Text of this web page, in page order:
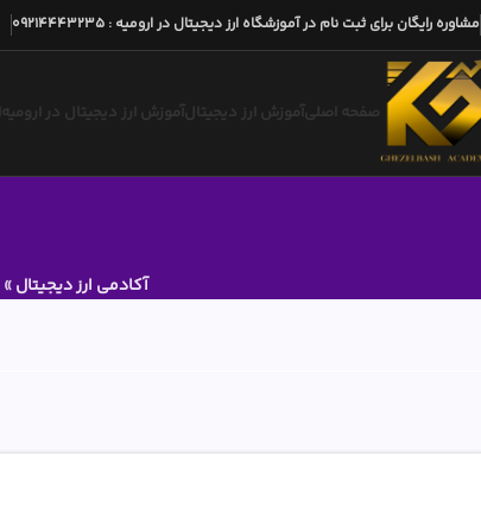
مشاوره رایگان برای ثبت نام در آموزشگاه ارز دیجیتال در ارومیه :
09214443235
صفحه اصلیآموزش ارز دیجیتالآموزش ارز دیجیتال در ارومیه
آکادمی ارز دیجیتال»